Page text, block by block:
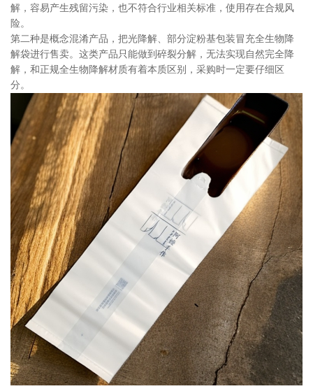
解，容易产生残留污染，也不符合行业相关标准，使用存在合规风
险。
第二种是概念混淆产品，把光降解、部分淀粉基包装冒充全生物降
解袋进行售卖。这类产品只能做到碎裂分解，无法实现自然完全降
解，和正规全生物降解材质有着本质区别，采购时一定要仔细区
分。